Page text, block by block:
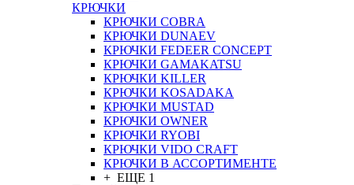
КРЮЧКИ
КРЮЧКИ COBRA
КРЮЧКИ DUNAEV
КРЮЧКИ FEDEER CONCEPT
КРЮЧКИ GAMAKATSU
КРЮЧКИ KILLER
КРЮЧКИ KOSADAKA
КРЮЧКИ MUSTAD
КРЮЧКИ OWNER
КРЮЧКИ RYOBI
КРЮЧКИ VIDO CRAFT
КРЮЧКИ В АССОРТИМЕНТЕ
+ ЕЩЕ 1